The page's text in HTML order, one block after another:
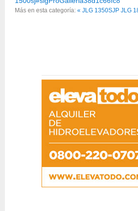
Más en esta categoría: « JLG 1350SJP JLG